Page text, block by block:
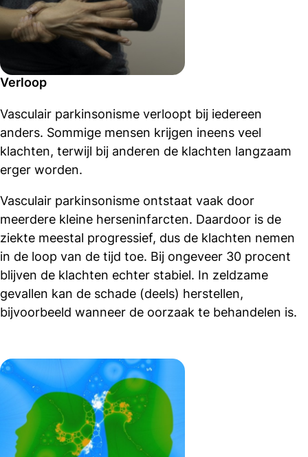
Verloop
Vasculair parkinsonisme verloopt bij iedereen
anders. Sommige mensen krijgen ineens veel
klachten, terwijl bij anderen de klachten langzaam
erger worden.
Vasculair parkinsonisme ontstaat vaak door
meerdere kleine herseninfarcten. Daardoor is de
ziekte meestal progressief, dus de klachten nemen
in de loop van de tijd toe. Bij ongeveer 30 procent
blijven de klachten echter stabiel. In zeldzame
gevallen kan de schade (deels) herstellen,
bijvoorbeeld wanneer de oorzaak te behandelen is.